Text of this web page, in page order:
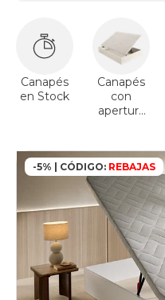
Canapés
en Stock
Canapés
con
apertura
-5% | CÓDIGO: REBAJAS